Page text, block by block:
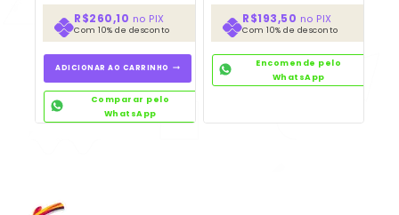
R$260,10 no PIX
Com 10% de desconto
ADICIONAR AO CARRINHO
Comparar pelo
WhatsApp
R$193,50 no PIX
Com 10% de desconto
Encomende pelo
WhatsApp